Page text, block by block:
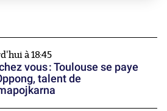
à 18:45
vous : Toulouse se paye
talent de